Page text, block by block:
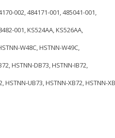
002, 484171-001, 485041-001,
001, KS524AA, KS526AA,
W48C, HSTNN-W49C,
HSTNN-DB73, HSTNN-IB72,
HSTNN-UB73, HSTNN-XB72, HSTNN-